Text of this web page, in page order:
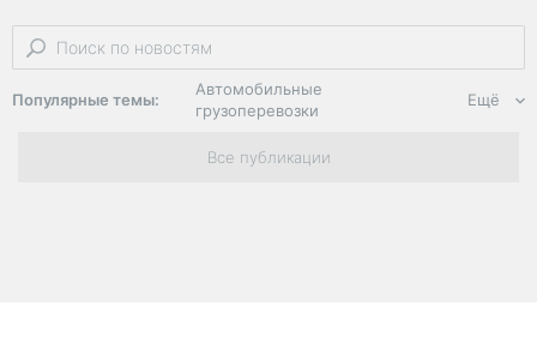
региональные автодороги
Популярные темы:
Автомобильные
грузоперевозки
Региональная
логистика
Ещё
Все публикации